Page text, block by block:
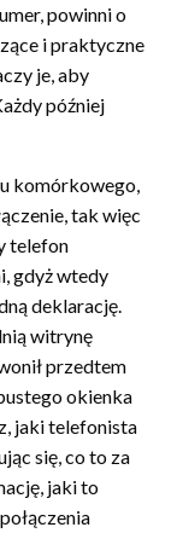
powinni o
i praktyczne
je, aby
później
komórkowego,
tak więc
telefon
gdyż wtedy
deklarację.
witrynę
przedtem
okienka
jaki telefonista
się, co to za
jaki to